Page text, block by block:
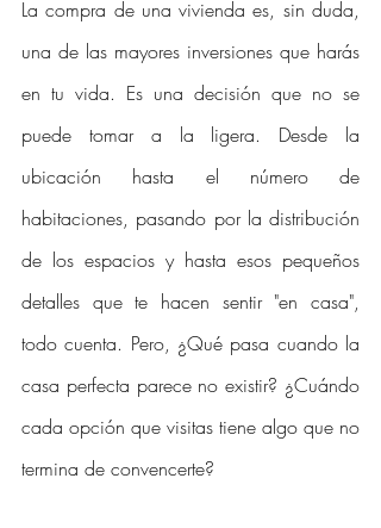
La compra de una vivienda es, sin duda,
una de las mayores inversiones que harás
en tu vida. Es una decisión que no se
puede tomar a la ligera. Desde la
ubicación hasta el número de
habitaciones, pasando por la distribución
de los espacios y hasta esos pequeños
detalles que te hacen sentir "en casa",
todo cuenta. Pero, ¿Qué pasa cuando la
casa perfecta parece no existir? ¿Cuándo
cada opción que visitas tiene algo que no
termina de convencerte?